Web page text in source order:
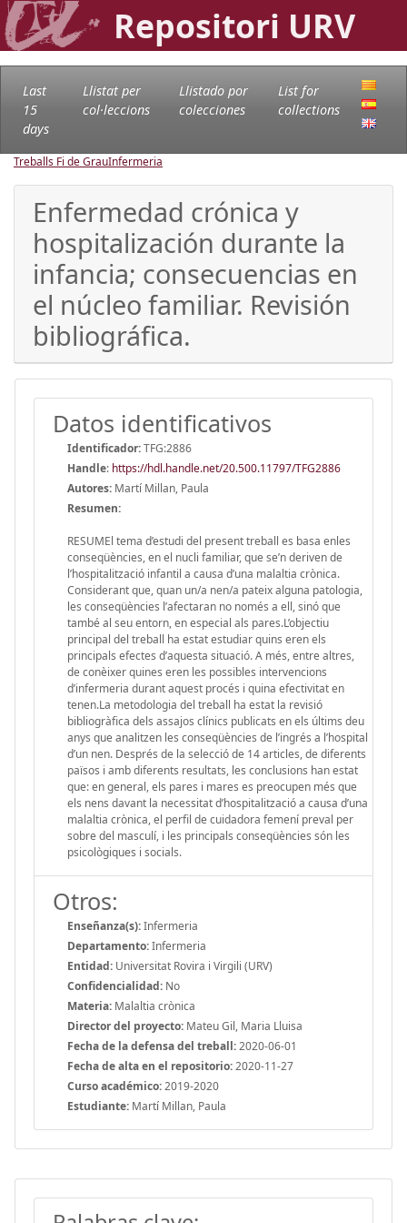
Repositori URV
Last
15
days
Llistat per
col·leccions
Llistado por
colecciones
List for
collections
Treballs Fi de GrauInfermeria
Enfermedad crónica y
hospitalización durante la
infancia; consecuencias en
el núcleo familiar. Revisión
bibliográfica.
Datos identificativos
Identificador:TFG:2886
Handle: https://hdl.handle.net/20.500.11797/TFG2886
Autores: Martí Millan, Paula
Resumen:
RESUMEl tema d’estudi del present treball es basa enles
conseqüències, en el nucli familiar, que se’n deriven de
l’hospitalització infantil a causa d’una malaltia crònica.
Considerant que, quan un/a nen/a pateix alguna patologia,
les conseqüències l’afectaran no només a ell, sinó que
també al seu entorn, en especial als pares.L’objectiu
principal del treball ha estat estudiar quins eren els
principals efectes d’aquesta situació. A més, entre altres,
de conèixer quines eren les possibles intervencions
d’infermeria durant aquest procés i quina efectivitat en
tenen.La metodologia del treball ha estat la revisió
bibliogràfica dels assajos clínics publicats en els últims deu
anys que analitzen les conseqüències de l’ingrés a l’hospital
d’un nen. Després de la selecció de 14 articles, de diferents
països i amb diferents resultats, les conclusions han estat
que: en general, els pares i mares es preocupen més que
els nens davant la necessitat d’hospitalització a causa d’una
malaltia crònica, el perfil de cuidadora femení preval per
sobre del masculí, i les principals conseqüències són les
psicològiques i socials.
Otros:
Enseñanza(s):Infermeria
Departamento:Infermeria
Entidad: Universitat Rovira i Virgili (URV)
Confidencialidad: No
Materia: Malaltia crònica
Director del proyecto: Mateu Gil, Maria Lluisa
Fecha de la defensa del treball:2020-06-01
Fecha de alta en el repositorio:2020-11-27
Curso académico:2019-2020
Estudiante: Martí Millan, Paula